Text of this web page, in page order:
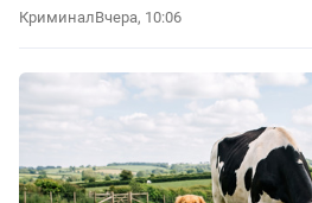
КриминалВчера, 10:06